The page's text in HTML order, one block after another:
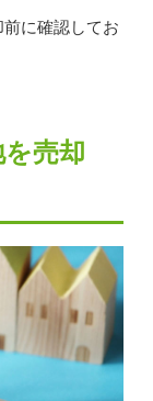
に確認してお
売却